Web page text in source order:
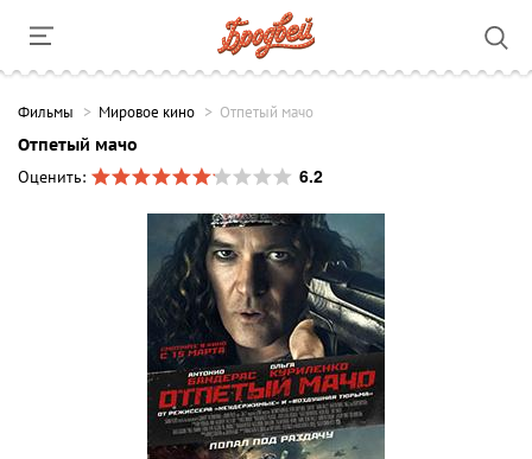
Фильмы Мировое кино Отпетый мачо
Отпетый мачо
Оценить:
6.2